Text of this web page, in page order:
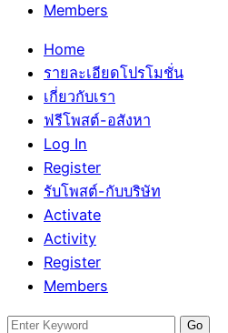
Members
Home
รายละเอียดโปรโมชั่น
เกี่ยวกับเรา
ฟรีโพสต์-อสังหา
Log In
Register
รับโพสต์-กับบริษัท
Activate
Activity
Register
Members
Search